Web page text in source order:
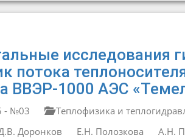
исследования
потока
ВВЭР-1000 АЭС
- №03
Теплофизика и
Доронков Е.Н. Полозкова А.Н.